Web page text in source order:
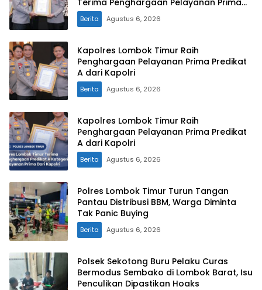
Kapolri
Berita Agustus 6, 2026
Kapolres Lombok Timur Raih
Penghargaan Pelayanan Prima Predikat
A dari Kapolri
Berita Agustus 6, 2026
Kapolres Lombok Timur Raih
Penghargaan Pelayanan Prima Predikat
A dari Kapolri
Berita Agustus 6, 2026
Polres Lombok Timur Turun Tangan
Pantau Distribusi BBM, Warga Diminta
Tak Panic Buying
Berita Agustus 6, 2026
Polsek Sekotong Buru Pelaku Curas
Bermodus Sembako di Lombok Barat, Isu
Penculikan Dipastikan Hoaks